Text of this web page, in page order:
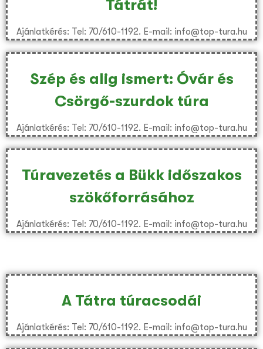
Tátrát!
Ajánlatkérés: Tel: 70/610-1192. E-mail: info@top-tura.hu
Szép és alig ismert: Óvár és
Csörgő-szurdok túra
Ajánlatkérés: Tel: 70/610-1192. E-mail: info@top-tura.hu
Túravezetés a Bükk időszakos
szökőforrásához
Ajánlatkérés: Tel: 70/610-1192. E-mail: info@top-tura.hu
A Tátra túracsodái
Ajánlatkérés: Tel: 70/610-1192. E-mail: info@top-tura.hu